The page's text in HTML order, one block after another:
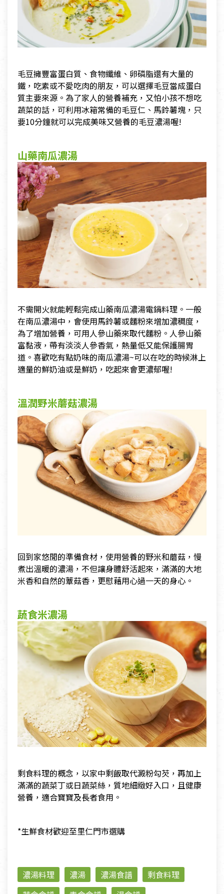
毛豆擁豐富蛋白質、食物纖維、卵磷脂還有大量的
鐵，吃素或不愛吃肉的朋友，可以選擇毛豆當成蛋白
質主要來源。為了家人的營養補充，又怕小孩不想吃
蔬菜的話，可利用冰箱常備的毛豆仁、馬鈴薯塊，只
要10分鐘就可以完成美味又營養的毛豆濃湯喔!
山藥南瓜濃湯
不需開火就能輕鬆完成山藥南瓜濃湯電鍋料理。一般
在南瓜濃湯中，會使用馬鈴薯或麵粉來增加濃稠度，
為了增加營養，可用人參山藥來取代麵粉。人參山藥
富黏液，帶有淡淡人參香氣，熱量低又能保護腸胃
道。喜歡吃有點奶味的南瓜濃湯~可以在吃的時候淋上
適量的鮮奶油或是鮮奶，吃起來會更濃郁喔!
溫潤野米蘑菇濃湯
回到家悠閒的準備食材，使用營養的野米和蘑菇，慢
煮出溫暖的濃湯，不但讓身體舒活起來，滿滿的大地
米香和自然的蕈菇香，更慰藉用心過一天的身心。
蔬食米濃湯
剩食料理的概念，以家中剩飯取代澱粉勾芡，再加上
滿滿的蔬菜丁或日蔬菜絲，質地細緻好入口，且健康
營養，適合寶寶及長者食用。
*生鮮食材歡迎至里仁門市選購
濃湯料理 濃湯 濃湯食譜
剩食料理